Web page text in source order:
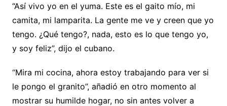
“Así vivo yo en el yuma. Este es el gaito mío, mi
camita, mi lamparita. La gente me ve y creen que yo
tengo. ¿Qué tengo?, nada, esto es lo que tengo yo,
y soy feliz”, dijo el cubano.
“Mira mi cocina, ahora estoy trabajando para ver si
le pongo el granito”, añadió en otro momento al
mostrar su humilde hogar, no sin antes volver a